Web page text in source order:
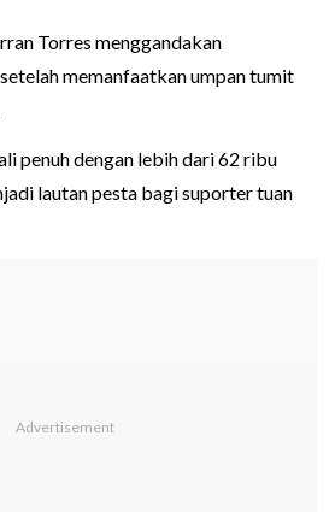
Torres menggandakan
memanfaatkan umpan tumit
penuh dengan lebih dari 62 ribu
lautan pesta bagi suporter tuan